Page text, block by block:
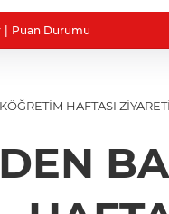
Puan Durumu
HAFTASI ZİYARETİ